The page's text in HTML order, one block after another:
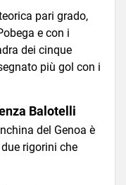
pari grado,
e con i
dei cinque
più gol con i
Balotelli
del Genoa è
rigorini che